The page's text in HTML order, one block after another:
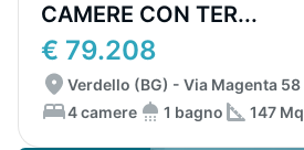
CAMERE CON TER...
€ 79.208
Verdello (BG) - Via Magenta 58
4 camere
1 bagno 147 Mq